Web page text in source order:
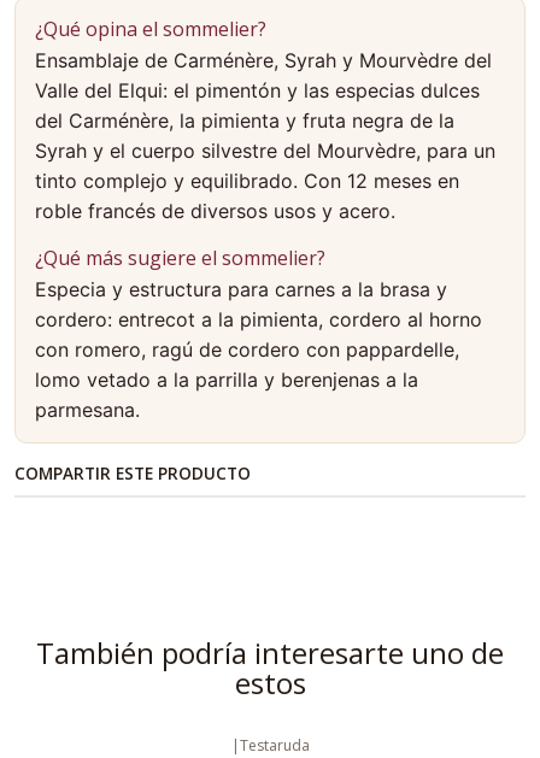
¿Qué opina el sommelier?
Ensamblaje de Carménère, Syrah y Mourvèdre del
Valle del Elqui: el pimentón y las especias dulces
del Carménère, la pimienta y fruta negra de la
Syrah y el cuerpo silvestre del Mourvèdre, para un
tinto complejo y equilibrado. Con 12 meses en
roble francés de diversos usos y acero.
¿Qué más sugiere el sommelier?
Especia y estructura para carnes a la brasa y
cordero: entrecot a la pimienta, cordero al horno
con romero, ragú de cordero con pappardelle,
lomo vetado a la parrilla y berenjenas a la
parmesana.
COMPARTIR ESTE PRODUCTO
También podría interesarte uno de
estos
|Testaruda